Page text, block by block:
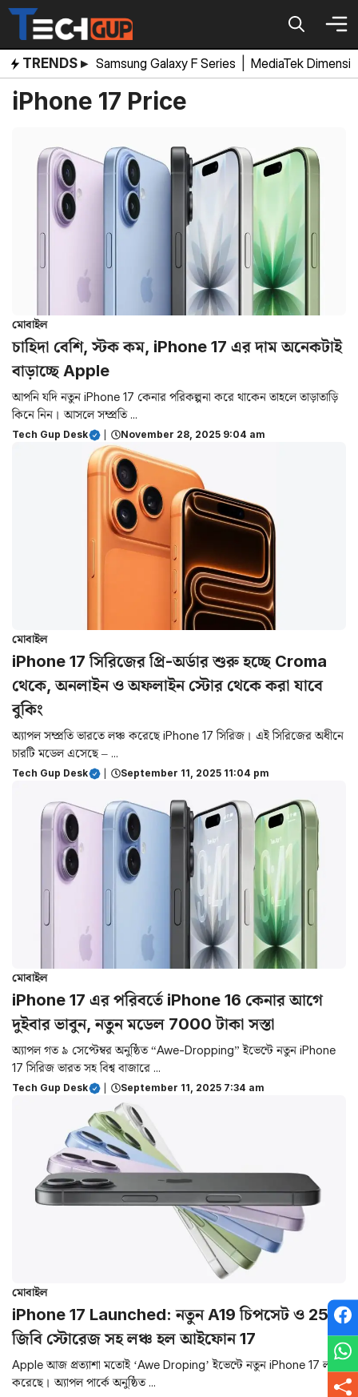
Skip
content
TRENDS ▸ Samsung Galaxy F Series MediaTek
iPhone 17 Price
মোবাইল
চাহিদা বেশি, স্টক কম, iPhone 17 এর দাম অনেকটাই
বাড়াচ্ছে Apple
আপনি যদি নতুন iPhone 17 কেনার পরিকল্পনা করে থাকেন তাহলে তাড়াতাড়ি
কিনে নিন। আসলে সম্প্রতি ...
Tech Gup Desk November 28, 2025 9:04 am
মোবাইল
iPhone 17 সিরিজের প্রি-অর্ডার শুরু হচ্ছে Croma
থেকে, অনলাইন ও অফলাইন স্টোর থেকে করা যাবে
বুকিং
অ্যাপল সম্প্রতি ভারতে লঞ্চ করেছে iPhone 17 সিরিজ। এই সিরিজের অধীনে
চারটি মডেল এসেছে – ...
Tech Gup Desk September 11, 2025 11:04 pm
মোবাইল
iPhone 17 এর পরিবর্তে iPhone 16 কেনার আগে
দুইবার ভাবুন, নতুন মডেল 7000 টাকা সস্তা
অ্যাপল গত ৯ সেপ্টেম্বর অনুষ্ঠিত “Awe-Dropping” ইভেন্টে নতুন iPhone
17 সিরিজ ভারত সহ বিশ্ব বাজারে ...
Tech Gup Desk September 11, 2025 7:34 am
মোবাইল
iPhone 17 Launched: নতুন A19 চিপসেট ও 256
জিবি স্টোরেজ সহ লঞ্চ হল আইফোন 17
Apple আজ প্রত্যাশা মতোই ‘Awe Droping’ ইভেন্টে নতুন iPhone 17 লঞ্চ
করেছে। অ্যাপল পার্কে অনুষ্ঠিত ...